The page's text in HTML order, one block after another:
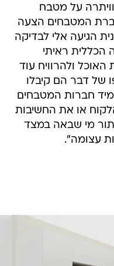
על מטבח
המטבחים הצעה
התכנית הגיעה אלי לבדיקה
הכללית ראיתי
ולהרוויח עוד
של דבר הם קיבלו
לא תמיד חברות המטבחים
או את החשיבות
מי שבאה במצד
עצומה".